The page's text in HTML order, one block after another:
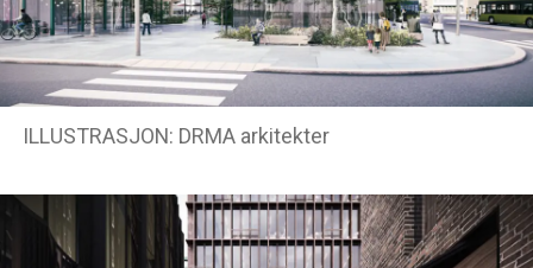
ILLUSTRASJON: DRMA arkitekter